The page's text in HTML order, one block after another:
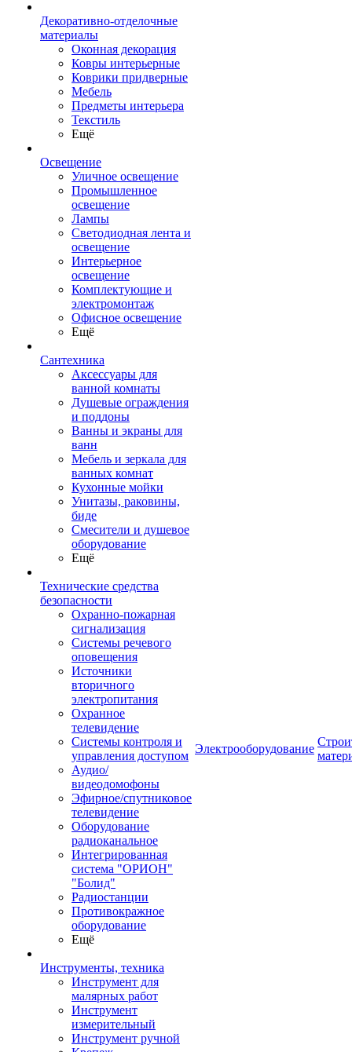
Декоративно-отделочные
материалы
Оконная декорация
Ковры интерьерные
Коврики придверные
Мебель
Предметы интерьера
Текстиль
Ещё
Освещение
Уличное освещение
Промышленное
освещение
Лампы
Светодиодная лента и
освещение
Интерьерное
освещение
Комплектующие и
электромонтаж
Офисное освещение
Ещё
Сантехника
Аксессуары для
ванной комнаты
Душевые ограждения
и поддоны
Ванны и экраны для
ванн
Мебель и зеркала для
ванных комнат
Кухонные мойки
Унитазы, раковины,
биде
Смесители и душевое
оборудование
Ещё
Технические средства
безопасности
Охранно-пожарная
сигнализация
Системы речевого
оповещения
Источники
вторичного
электропитания
Охранное
телевидение
Системы контроля и
управления доступом
Аудио/
видеодомофоны
Эфирное/спутниковое
телевидение
Оборудование
радиоканальное
Интегрированная
система "ОРИОН"
"Болид"
Радиостанции
Противокражное
оборудование
Ещё
Инструменты, техника
Инструмент для
малярных работ
Инструмент
измерительный
Инструмент ручной
Электрооборудование